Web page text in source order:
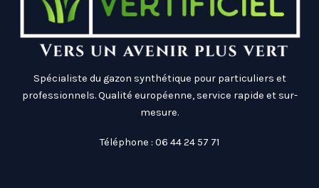
Spécialiste du gazon synthétique pour particuliers et
professionnels. Qualité européenne, service rapide et sur-
mesure.
Téléphone : 06 44 24 57 71